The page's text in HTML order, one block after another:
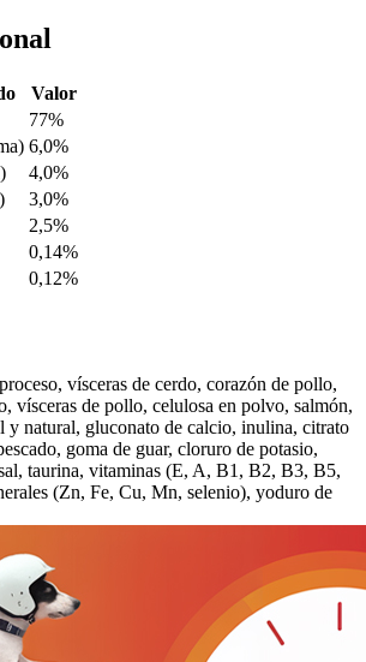
Valor
77%
6,0%
4,0%
3,0%
2,5%
0,14%
0,12%
vísceras de cerdo, corazón de pollo,
vísceras de pollo, celulosa en polvo, salmón,
y natural, gluconato de calcio, inulina, citrato
goma de guar, cloruro de potasio,
taurina, vitaminas (E, A, B1, B2, B3, B5,
(Zn, Fe, Cu, Mn, selenio), yoduro de